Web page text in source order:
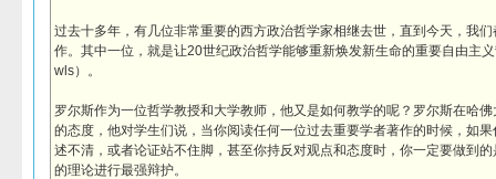
过去十多年，有几位非常重要的西方政治哲学家相继去世，直到今天，我
作。其中一位，就是让20世纪政治哲学能够重新焕发新生命的重要自由主
wls）。
罗尔斯作为一位哲学教授和大学教师，他又是如何教学的呢？罗尔斯在哈
的态度，他对学生们说，当你阅读任何一位过去重要学者著作的时候，如
述不清，或者论证站不住脚，甚至你持反对观点和态度时，你一定要做到
的理论进行最强辩护。